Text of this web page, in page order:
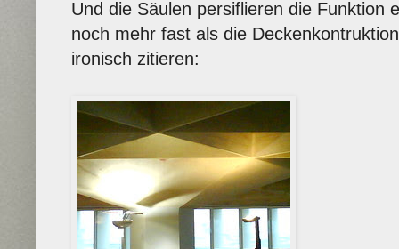
Und die Säulen persiflieren die Funktion
noch mehr fast als die
ironisch zitieren: